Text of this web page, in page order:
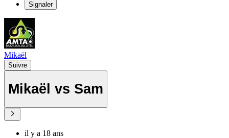
Signaler
Mikaël
Suivre
Mikaël vs Sam
il y a 18 ans